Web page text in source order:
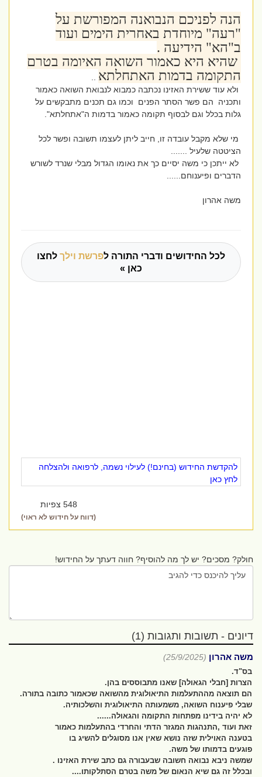
הנה לפניכם הנבואנה המפורשת על
"רעה" מיוחדת באחרית הימים ועוד
ב"הא" הידיעה .
שהיא היא כאמור השואה האיומה בטרם
התקומה בדמות האתחלתא..
ולא עוד ששירת האזינו נכתבה כמבוא לנבואת השואה כאמור
ותכניה הם פשר הסתר הפנים וכמו גם תכנים מתבקשים על
גלות בכלל וגם לבסוף תקומה כאמור בדמות ה"אתחלתא".
מי שלא מקבל עובדה זו, חייב ליתן לעצמו תשובה ופשר לכל
הציטטה שלעיל .......
לא ייתכן כי משה יסיים כך את נאומו הגדול מבלי שנרד לשורש
הדברים ופיענוחם......
משה אהרון
לכל החידושים ודברי התורה לפרשת וילךלחצו
כאן »
להקדשת החידוש (בחינם!) לעילוי נשמה, לרפואה ולהצלחה
לחץ כאן
548 צפיות
(דווח על חידוש לא ראוי)
חולק? מסכים? יש לך מה להוסיף? חווה דעתך על החידוש!
דיונים - תשובות ותגובות (1)
משה אהרון (25/9/2025)
בס"ד.
הצרות [חבלי הגאולה] שאנו מתבוססים בהן.
הם תוצאה מההתעלמות התיאולוגית מהשואה שכאמור כתובה בתורה.
שבלי פיענוח השואה, משמעותה התיאולוגית והשלכותיה.
לא יהיה בידינו מפתחות התקומה והגאולה......
זאת ועוד ,התנהגות המגזר הדתי והחרדי בהתעלמות כאמור
בטענה האוילית שזה נושא שאין אנו מסוגלים להשיג בו
פוגעים בדמותו של משה.
שמשה ניבא נבואה חשובה שבעבורה גם כתב שירת האזינו .
ובכלל זה גם שיא הנאום של משה בטרם הסתלקותו....